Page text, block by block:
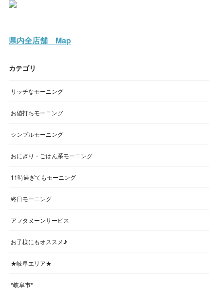
県内全店舗 Map
カテゴリ
リッチなモーニング
お値打ちモーニング
シンプルモーニング
おにぎり・ごはん系モーニング
11時過ぎてもモーニング
終日モーニング
アフタヌーンサービス
お子様にもオススメ♪
★岐阜エリア★
*岐阜市*